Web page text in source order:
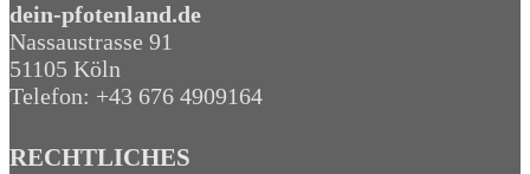
dein-pfotenland.de
Nassaustrasse 91
51105 Köln
Telefon: +43 676 4909164‬
RECHTLICHES